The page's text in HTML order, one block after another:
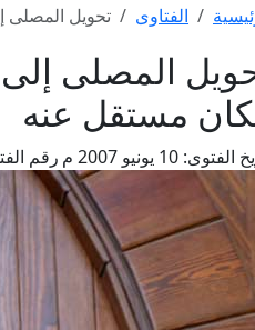
الفتاوى تحويل المصلى
المصلى
مستقل عنه
الفتوى: رقم